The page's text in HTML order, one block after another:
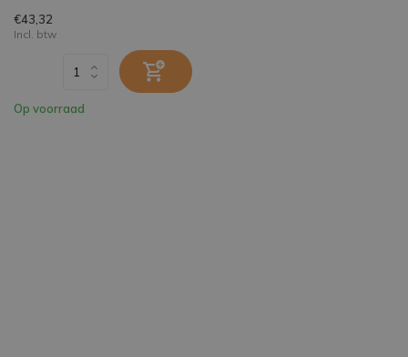
€43,32
Incl. btw
Op voorraad